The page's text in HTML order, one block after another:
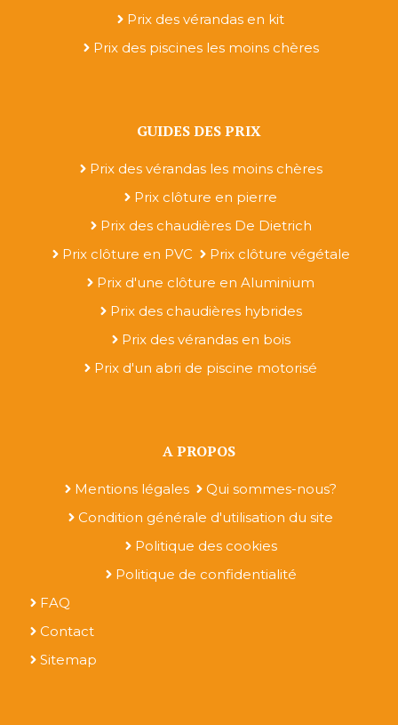
Prix des vérandas en kit
Prix des piscines les moins chères
GUIDES DES PRIX
Prix des vérandas les moins chères
Prix clôture en pierre
Prix des chaudières De Dietrich
Prix clôture en PVC
Prix clôture végétale
Prix d'une clôture en Aluminium
Prix des chaudières hybrides
Prix des vérandas en bois
Prix d'un abri de piscine motorisé
A PROPOS
Mentions légales
Qui sommes-nous?
Condition générale d'utilisation du site
Politique des cookies
Politique de confidentialité
FAQ
Contact
Sitemap